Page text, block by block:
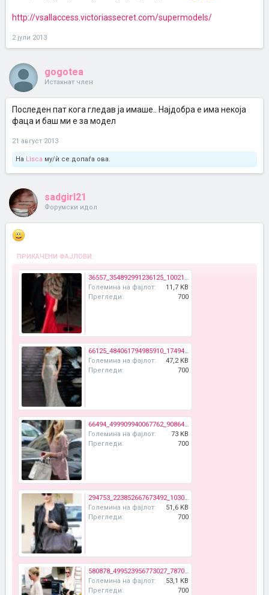
http://vsallaccess.victoriassecret.com/supermodels/
2 јули 2013
gogotea
Истакнат член
Последен пат кога гледав ја имаше.. Најдобра е има некоја
фаца и баш ми е за модел
21 август 2013
На Lisca му/ѝ се допаѓа ова.
sadgirl21
Форумски идол
ПРИКАЧЕНИ ФАЈЛОВИ:
36557_354892991236125_1002176804_n.jpg
Големина на фајлот:
11,7 KB
Прегледи:
700
66125_484061794985910_1749409382_n.jpg
Големина на фајлот:
47,2 KB
Прегледи:
700
66494_499909940067762_90864841_n.jpg
Големина на фајлот:
73 KB
Прегледи:
700
294753_223852667673492_1030509623_n.jpg
Големина на фајлот:
51,6 KB
Прегледи:
700
580878_499523956773027_787068268_n.jpg
Големина на фајлот:
53,1 KB
Прегледи:
700